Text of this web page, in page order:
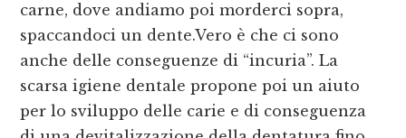
carne, dove andiamo poi morderci sopra,
spaccandoci un dente.Vero è che ci sono
anche delle conseguenze di “incuria”. La
scarsa igiene dentale propone poi un aiuto
per lo sviluppo delle carie e di conseguenza